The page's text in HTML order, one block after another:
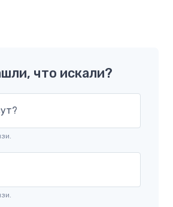
что искали?